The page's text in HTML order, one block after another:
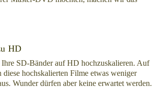
HD
SD-Bänder auf HD hochzuskalieren. Auf
hochskalierten Filme etwas weniger
Wunder dürfen aber keine erwartet werden.